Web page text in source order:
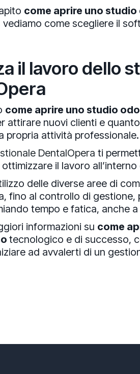
come aprire uno
come scegliere il
il lavoro dello
come aprire uno studio
attirare nuovi clienti e
propria attività professionale.
DentalOpera ti
ottimizzare il lavoro
delle diverse aree di
fino al controllo di
tempo e fatica, anche
informazioni su come
tecnologico e di successo,
ad avvalerti di un